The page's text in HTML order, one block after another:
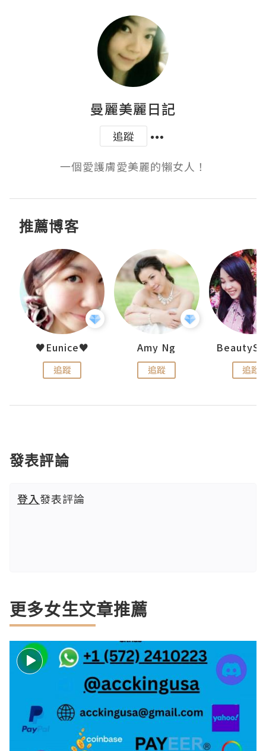
曼麗美麗日記
追蹤
一個愛護膚愛美麗的懶女人！
推薦博客
♥Eunice♥
追蹤
Amy Ng
追蹤 追蹤
發表評論
登入發表評論
更多女生文章推薦